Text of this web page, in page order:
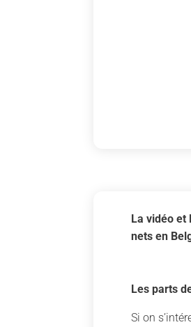
La vidéo
nets en
Les parts
Si on